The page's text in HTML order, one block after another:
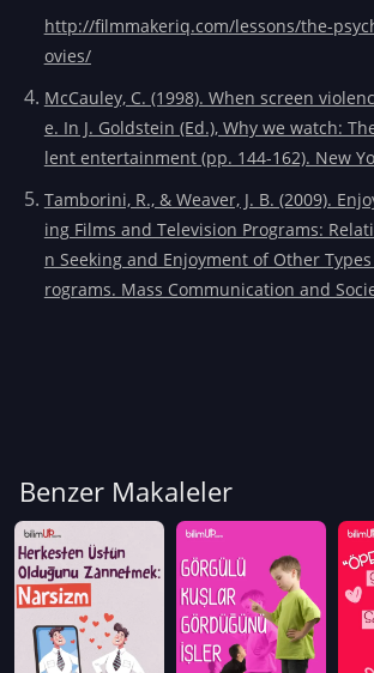
http://filmmakeriq.com/lessons/the-
ovies/
McCauley, C. (1998). When screen
e. In J. Goldstein (Ed.), Why we watch:
lent entertainment (pp. 144-162). New
Tamborini, R., & Weaver, J. B. (2009).
ing Films and Television Programs:
n Seeking and Enjoyment of Other
rograms. Mass Communication and
Benzer Makaleler